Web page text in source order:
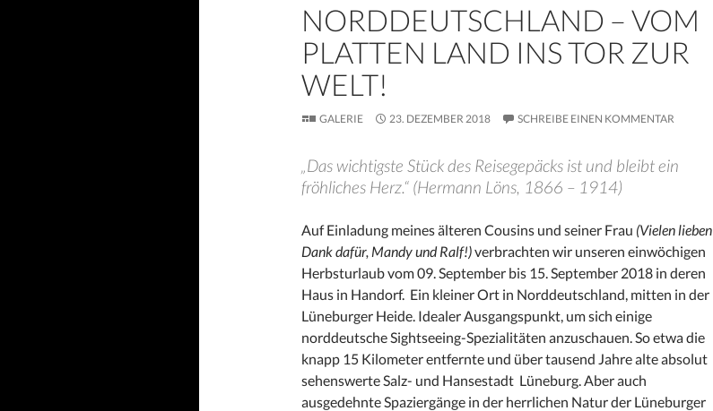
NORDDEUTSCHLAND – VOM
PLATTEN LAND INS TOR ZUR
WELT!
GALERIE 23. DEZEMBER 2018 SCHREIBE EINEN KOMMENTAR
„Das wichtigste Stück des Reisegepäcks ist und bleibt ein
fröhliches Herz.“ (Hermann Löns, 1866 – 1914)
Auf Einladung meines älteren Cousins und seiner Frau (Vielen lieben
Dank dafür, Mandy und Ralf!)verbrachten wir unseren einwöchigen
Herbsturlaub vom 09. September bis 15. September 2018 in deren
Haus in Handorf. Ein kleiner Ort in Norddeutschland, mitten in der
Lüneburger Heide. Idealer Ausgangspunkt, um sich einige
norddeutsche Sightseeing-Spezialitäten anzuschauen. So etwa die
knapp 15 Kilometer entfernte und über tausend Jahre alte absolut
sehenswerte Salz- und Hansestadt Lüneburg. Aber auch
ausgedehnte Spaziergänge in der herrlichen Natur der Lüneburger